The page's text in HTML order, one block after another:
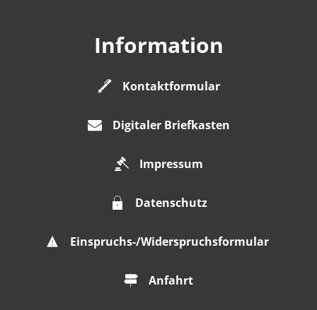
Information
Kontaktformular
Digitaler Briefkasten
Impressum
Datenschutz
Einspruchs-/Widerspruchsformular
Anfahrt